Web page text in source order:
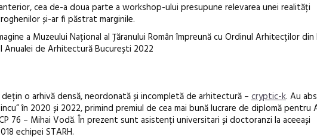
cea de-a doua parte a workshop-ului presupune relevarea unei realități
și-ar fi păstrat marginile.
a Muzeului Național al Țăranului Român împreună cu Ordinul Arhitecților din
Anualei de Arhitectură București 2022
o arhivă densă, neordonată și incompletă de arhitectură – cryptic-k. Au
în 2020 și 2022, primind premiul de cea mai bună lucrare de diplomă pentru
76 – Mihai Vodă. În prezent sunt asistenți universitari și doctoranzi la aceeași
echipei STARH.